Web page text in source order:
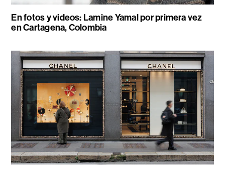
En fotos y videos: Lamine Yamal por primera vez
en Cartagena, Colombia